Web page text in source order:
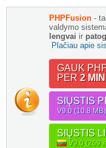
PHPFusion -
valdymo
lengvai ir
Plačiau apie
GAUK
PER 2
SIŲSTIS
V9.0 (10.8 MB)
SIŲSTIS
V9.0 (269